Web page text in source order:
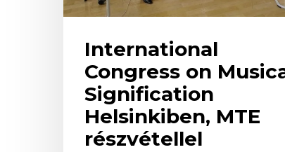
International
Congress on
Signification
Helsinkiben, MTE
részvétellel